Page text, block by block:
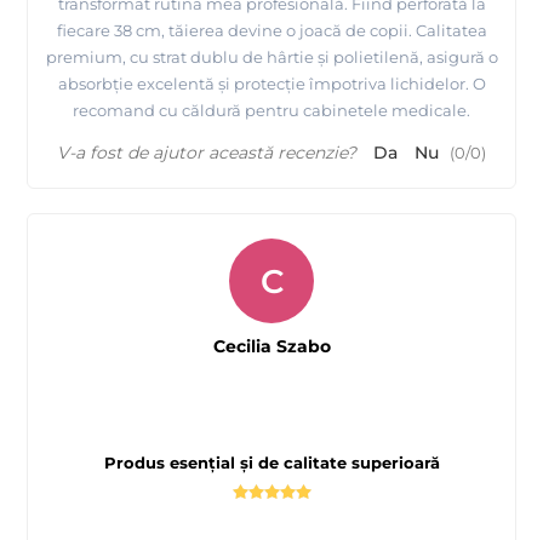
transformat rutina mea profesională. Fiind perforată la
fiecare 38 cm, tăierea devine o joacă de copii. Calitatea
premium, cu strat dublu de hârtie și polietilenă, asigură o
absorbție excelentă și protecție împotriva lichidelor. O
recomand cu căldură pentru cabinetele medicale.
V-a fost de ajutor această recenzie? Da Nu (0/0)
Produs esențial și de calitate superioară
C
Cecilia Szabo